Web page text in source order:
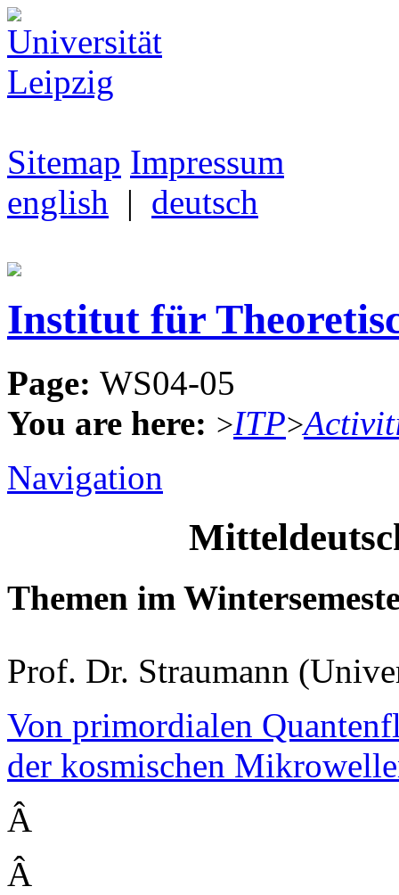
Sitemap Impressum
english | deutsch
Institut für
Page: WS04-05
You are here: >ITP>
Navigation
Themen im
Prof. Dr. Straumann
Von primordialen
der kosmischen
Â
Â